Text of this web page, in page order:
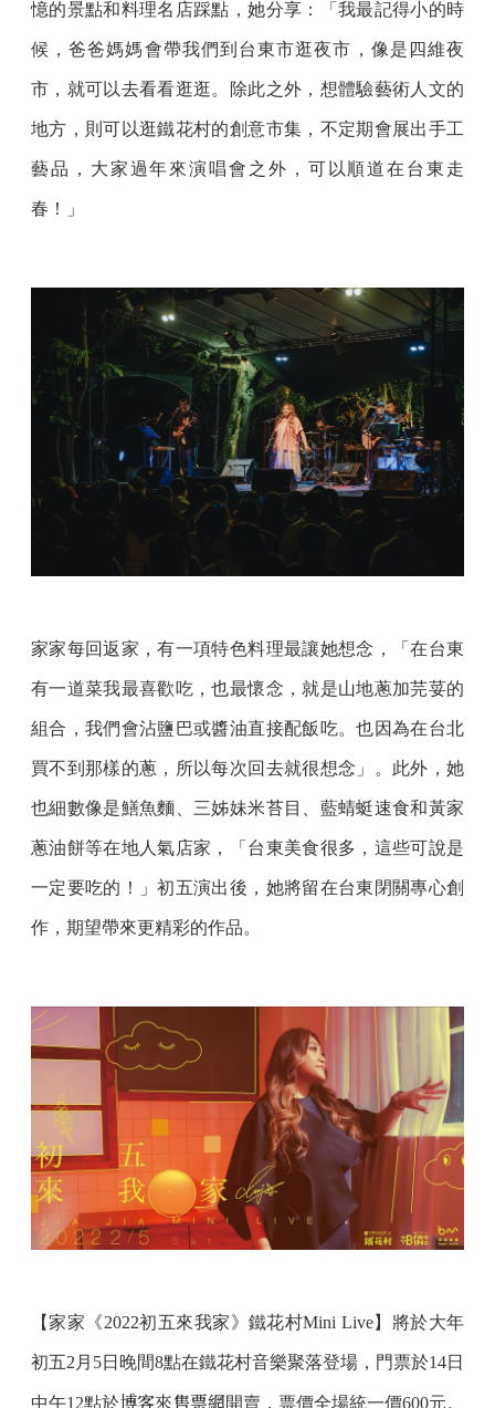
憶的景點和料理名店踩點，她分享：「我最記得小的時
候，爸爸媽媽會帶我們到台東市逛夜市，像是四維夜
市，就可以去看看逛逛。除此之外，想體驗藝術人文的
地方，則可以逛鐵花村的創意市集，不定期會展出手工
藝品，大家過年來演唱會之外，可以順道在台東走
春！」
家家每回返家，有一項特色料理最讓她想念，「在台東
有一道菜我最喜歡吃，也最懷念，就是山地蔥加芫荽的
組合，我們會沾鹽巴或醬油直接配飯吃。也因為在台北
買不到那樣的蔥，所以每次回去就很想念」。此外，她
也細數像是鱔魚麵、三姊妹米苔目、藍蜻蜓速食和黃家
蔥油餅等在地人氣店家，「台東美食很多，這些可說是
一定要吃的！」初五演出後，她將留在台東閉關專心創
作，期望帶來更精彩的作品。
【家家《2022初五來我家》鐵花村Mini Live】將於大年
初五2月5日晚間8點在鐵花村音樂聚落登場，門票於14日
中午12點於博客來售票網開賣，票價全場統一價600元。